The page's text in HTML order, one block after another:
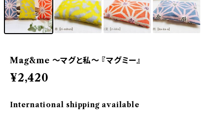
Mag&me ～マグと私～ 『マグミー』
¥2,420
International shipping available